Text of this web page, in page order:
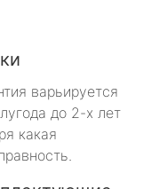
варьируется
до 2-х лет
какая